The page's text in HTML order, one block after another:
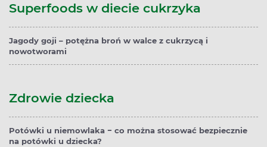
Superfoods w diecie cukrzyka
Jagody goji – potężna broń w walce z cukrzycą i
nowotworami
Zdrowie dziecka
Potówki u niemowlaka − co można stosować bezpiecznie
na potówki u dziecka?